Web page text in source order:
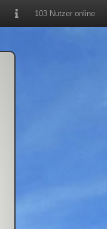
103 Nutzer online